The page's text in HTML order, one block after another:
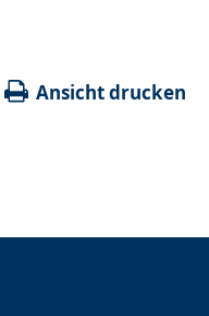
Ansicht drucken